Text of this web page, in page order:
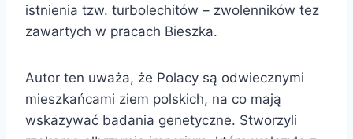
istnienia tzw. turbolechitów – zwolenników tez
zawartych w pracach Bieszka.
Autor ten uważa, że Polacy są odwiecznymi
mieszkańcami ziem polskich, na co mają
wskazywać badania genetyczne. Stworzyli